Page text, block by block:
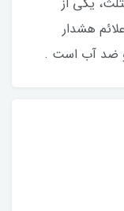
هشدار